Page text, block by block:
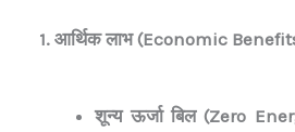
1. आर्थिक लाभ (Economic
शून्य ऊर्जा बिल (Zero